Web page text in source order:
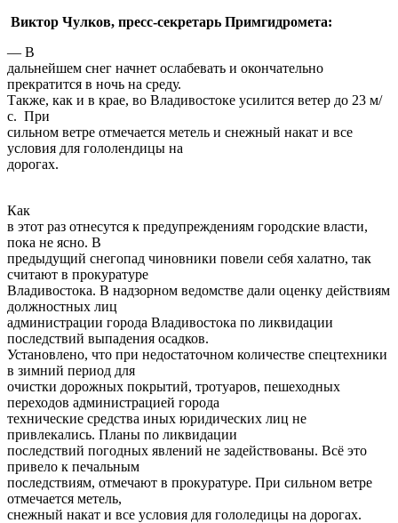
Виктор Чулков, пресс-секретарь Примгидромета:
— В
дальнейшем снег начнет ослабевать и окончательно
прекратится в ночь на среду.
Также, как и в крае, во Владивостоке усилится ветер до 23 м/
с. При
сильном ветре отмечается метель и снежный накат и все
условия для гололендицы на
дорогах.
Как
в этот раз отнесутся к предупреждениям городские власти,
пока не ясно. В
предыдущий снегопад чиновники повели себя халатно, так
считают в прокуратуре
Владивостока. В надзорном ведомстве дали оценку действиям
должностных лиц
администрации города Владивостока по ликвидации
последствий выпадения осадков.
Установлено, что при недостаточном количестве спецтехники
в зимний период для
очистки дорожных покрытий, тротуаров, пешеходных
переходов администрацией города
технические средства иных юридических лиц не
привлекались. Планы по ликвидации
последствий погодных явлений не задействованы. Всё это
привело к печальным
последствиям, отмечают в прокуратуре. При сильном ветре
отмечается метель,
снежный накат и все условия для гололедицы на дорогах.